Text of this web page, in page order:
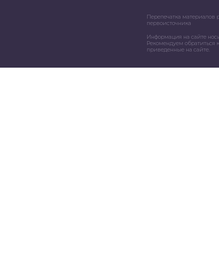
Перепечатка материалов
первоисточника
Информация на сайте
Рекомендуем обратиться
приведенные на сайте.